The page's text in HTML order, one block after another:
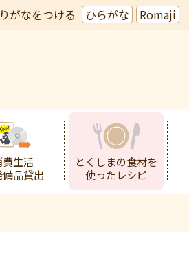
がなをつける ひらがな Romaji
費生活
品貸出
とくしまの食材を
使ったレシピ